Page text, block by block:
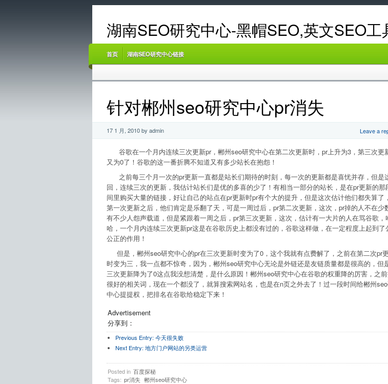
湖南SEO研究中心-黑帽SEO,英文SEO工
首页 湖南SEO研究中心链接
针对郴州seo研究中心pr消失
17 1 月, 2010 by admin Leave a
谷歌在一个月内连续三次更新pr，郴州seo研究中心在第二次更新时，pr上升为3，第三次更
又为0了！谷歌的这一番折腾不知道又有多少站长在抱怨！
之前每三个月一次的pr更新一直都是站长们期待的时刻，每一次的更新都是喜忧并存，但是
回，连续三次的更新，我估计站长们是优的多喜的少了！有相当一部分的站长，是在pr更新的那
间里购买大量的链接，好让自己的站点在pr更新时pr有个大的提升，但是这次估计他们都失算了
第一次更新之后，他们肯定是乐翻了天，可是一周过后，pr第二次更新，这次，pr掉的人不在少
有不少人怨声载道，但是紧跟着一周之后，pr第三次更新，这次，估计有一大片的人在骂谷歌，
哈，一个月内连续三次更新pr这是在谷歌历史上都没有过的，谷歌这样做，在一定程度上起到了
公正的作用！
但是，郴州seo研究中心的pr在三次更新时变为了0，这个我就有点费解了，之前在第二次pr
时变为三，我一点都不惊奇，因为，郴州seo研究中心无论是外链还是友链质量都是很高的，但
三次更新降为了0这点我没想清楚，是什么原因！郴州seo研究中心在谷歌的权重降的厉害，之
很好的相关词，现在一个都没了，就算搜索网站名，也是在n页之外去了！过一段时间给郴州
中心提提权，把排名在谷歌给稳定下来！
Advertisement
分享到：
Previous Entry: 今天很失败
Next Entry: 地方门户网站的另类运营
Posted in 百度探秘
Tags: pr消失 郴州seo研究中心